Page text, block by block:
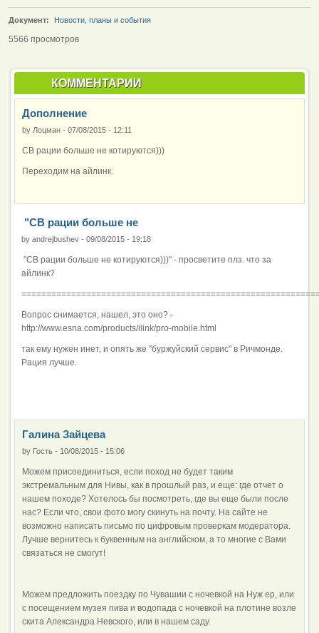
Документ: Новости, планы и события
5566 просмотров
КОММЕНТАРИИ
Дополнение
by Лоцман - 07/08/2015 - 12:11
CB рации больше не котируются)))
Переходим на айлинк.
"CB рации больше не
by andrejbushev - 09/08/2015 - 19:18
"CB рации больше не котируются)))" - просветите плз. что за
айлинк?
Вопрос снимается, нашел, это оно? -
http://www.esna.com/products/ilink/pro-mobile.html
так ему нужен инет, и опять же "буржуйский сервис" в Ричмонде.
Рация лучше.
Галина Зайцева
by Гость - 10/08/2015 - 15:06
Можем присоединиться, если поход не будет таким
экстремальным для Нивы, как в прошлый раз, и еще: где отчет о
нашем походе? Хотелось бы посмотреть, где вы еще были после
нас? Если что, свои фото могу скинуть на почту. На сайте не
возможно написать письмо по цифровым проверкам модератора.
Лучше вернитесь к буквенным на английском, а то многие с Вами
связаться не смогут!
Можем предложить поездку по Чувашии с ночевкой на Нуж ер, или
с посещением музея пива и водопада с ночевкой на плотине возле
скита Александра Невского, или в нашем саду.